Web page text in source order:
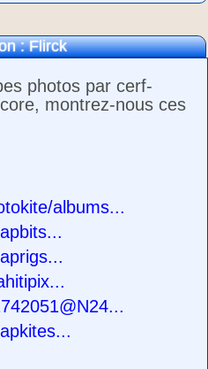
: Flirck
photos par cerf-
montrez-nous ces
albums...